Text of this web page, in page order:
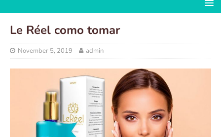
Le Réel como tomar
November 5, 2019 admin